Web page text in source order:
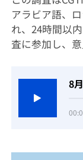
アラビア語、
れ、 24時間以
査に参加し、
8